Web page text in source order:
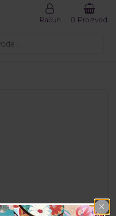
Račun 0 Proizvodi